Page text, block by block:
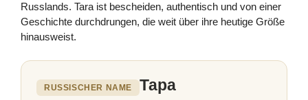
Russlands. Tara ist bescheiden, authentisch und von einer
Geschichte durchdrungen, die weit über ihre heutige Größe
hinausweist.
RUSSISCHER NAME Тара